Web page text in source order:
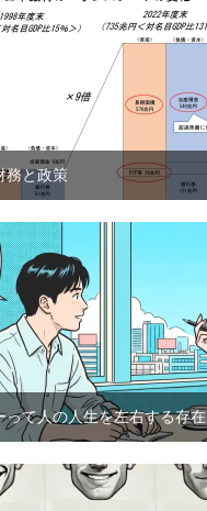
務と政策
って人の人生を左右する存在